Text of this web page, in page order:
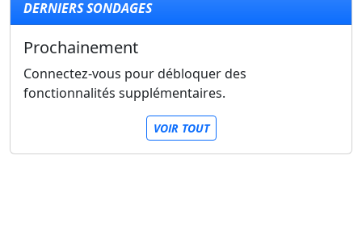
DERNIERS SONDAGES
Prochainement
Connectez-vous pour débloquer des
fonctionnalités supplémentaires.
VOIR TOUT